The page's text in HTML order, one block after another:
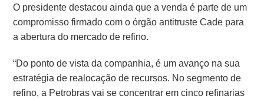
O presidente destacou ainda que a venda é parte de um
compromisso firmado com o órgão antitruste Cade para
a abertura do mercado de refino.
“Do ponto de vista da companhia, é um avanço na sua
estratégia de realocação de recursos. No segmento de
refino, a Petrobras vai se concentrar em cinco refinarias